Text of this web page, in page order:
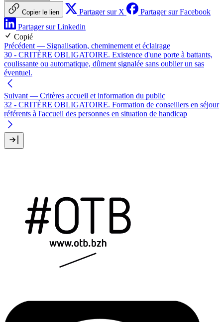
Copier le lien Partager sur X
Partager sur Facebook
Partager sur Linkedin
Copié
Précédent — Signalisation, cheminement et éclairage
30 - CRITÈRE OBLIGATOIRE. Existence d'une porte à battants,
coulissante ou automatique, dûment signalée sans oublier un sas
éventuel.
Suivant — Critères accueil et information du public
32 - CRITÈRE OBLIGATOIRE. Formation de conseillers en séjour
référents à l'accueil des personnes en situation de handicap